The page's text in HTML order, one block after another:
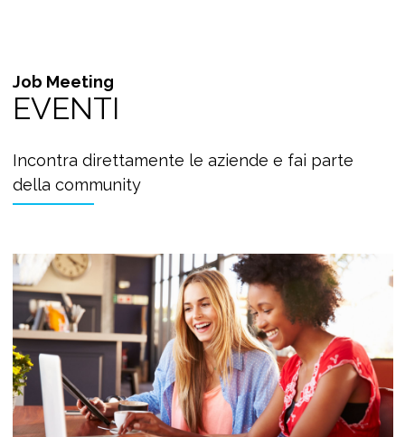
Job Meeting
EVENTI
Incontra direttamente le aziende e fai parte
della community